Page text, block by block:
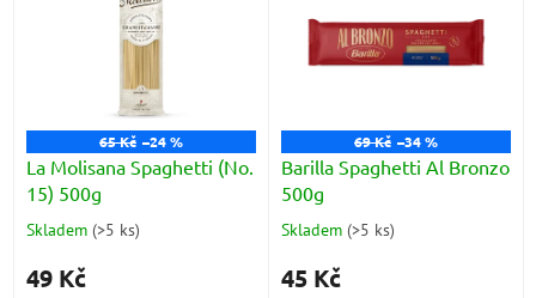
65 Kč –24 %
La Molisana Spaghetti (No.
15) 500g
Průměrné
produktu
Skladem (>5 ks)
49 Kč
69 Kč –34 %
Barilla Spaghetti Al Bronzo
500g
Průměrné
produktu
Skladem (>5 ks)
45 Kč